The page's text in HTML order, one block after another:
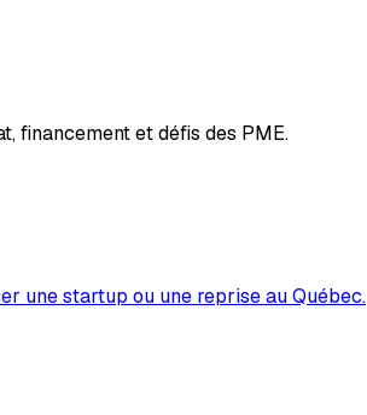
financement et défis des PME.
une startup ou une reprise au Québec.